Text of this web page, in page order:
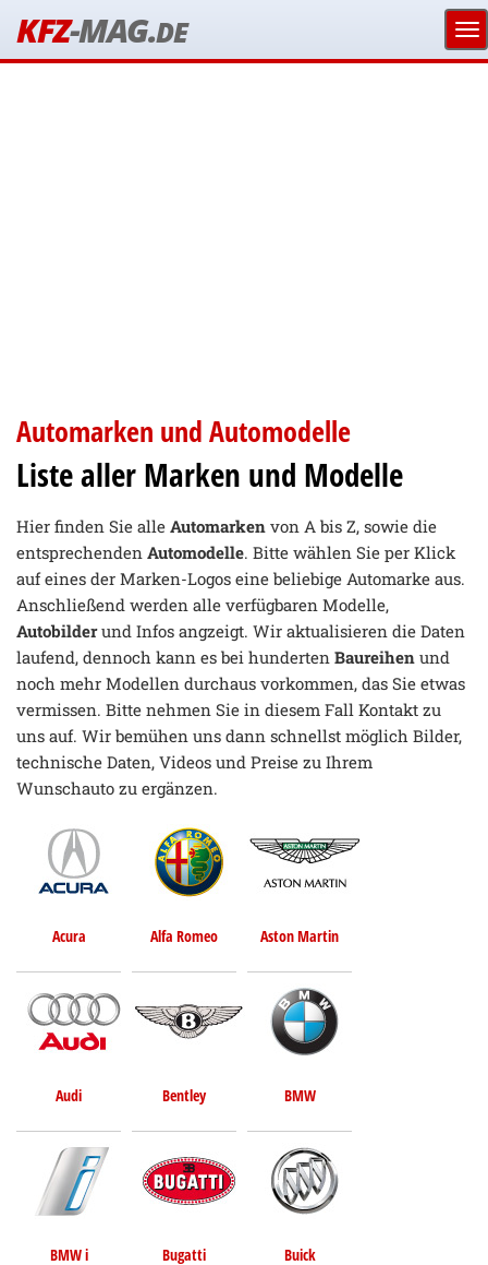
KFZ-MAG.DE
Automarken und Automodelle
Liste aller Marken und Modelle
Hier finden Sie alle Automarken von A bis Z, sowie die
entsprechenden Automodelle. Bitte wählen Sie per Klick
auf eines der Marken-Logos eine beliebige Automarke aus.
Anschließend werden alle verfügbaren Modelle,
Autobilderund Infos angzeigt. Wir aktualisieren die Daten
laufend, dennoch kann es bei hunderten Baureihen und
noch mehr Modellen durchaus vorkommen, das Sie etwas
vermissen. Bitte nehmen Sie in diesem Fall Kontakt zu
uns auf. Wir bemühen uns dann schnellst möglich Bilder,
technische Daten, Videos und Preise zu Ihrem
Wunschauto zu ergänzen.
Acura Alfa Romeo Aston Martin
Audi Bentley BMW
BMW i Bugatti Buick